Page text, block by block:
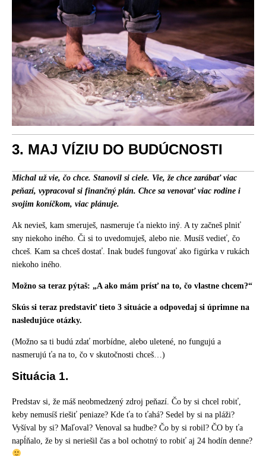
3. MAJ VÍZIU DO BUDÚCNOSTI
Michal už vie, čo chce. Stanovil si ciele. Vie, že chce zarábať viac
peňazí, vypracoval si finančný plán. Chce sa venovať viac rodine i
svojim koníčkom, viac plánuje.
Ak nevieš, kam smeruješ, nasmeruje ťa niekto iný. A ty začneš plniť
sny niekoho iného. Či si to uvedomuješ, alebo nie. Musíš vedieť, čo
chceš. Kam sa chceš dostať. Inak budeš fungovať ako figúrka v rukách
niekoho iného.
Možno sa teraz pýtaš: „A ako mám prísť na to, čo vlastne chcem?“
Skús si teraz predstaviť tieto 3 situácie a odpovedaj si úprimne na
nasledujúce otázky.
(Možno sa ti budú zdať morbídne, alebo uletené, no fungujú a
nasmerujú ťa na to, čo v skutočnosti chceš…)
Situácia 1.
Predstav si, že máš neobmedzený zdroj peňazí. Čo by si chcel robiť,
keby nemusíš riešiť peniaze? Kde ťa to ťahá? Sedel by si na pláži?
Vyšíval by si? Maľoval? Venoval sa hudbe? Čo by si robil? ČO by ťa
napĺňalo, že by si neriešil čas a bol ochotný to robiť aj 24 hodín denne?